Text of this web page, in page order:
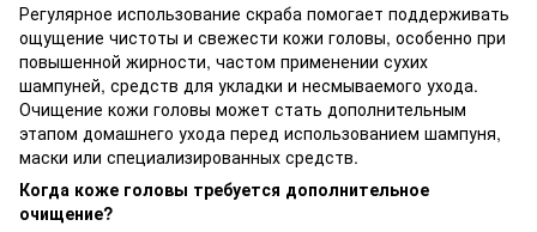
Регулярное использование скраба помогает поддерживать
ощущение чистоты и свежести кожи головы, особенно при
повышенной жирности, частом применении сухих
шампуней, средств для укладки и несмываемого ухода.
Очищение кожи головы может стать дополнительным
этапом домашнего ухода перед использованием шампуня,
маски или специализированных средств.
Когда коже головы требуется дополнительное
очищение?